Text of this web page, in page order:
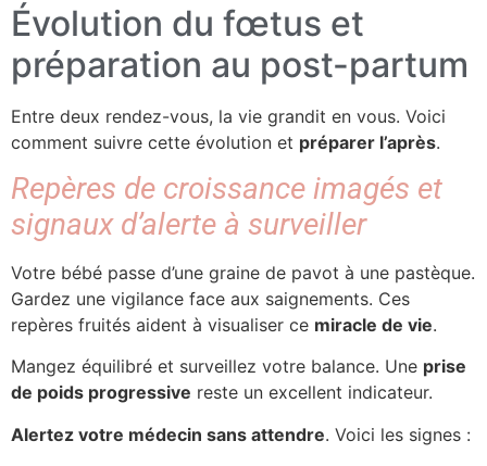
Évolution du fœtus et
préparation au post-partum
Entre deux rendez-vous, la vie grandit en vous. Voici
comment suivre cette évolution et préparer l’après.
Repères de croissance imagés et
signaux d’alerte à surveiller
Votre bébé passe d’une graine de pavot à une pastèque.
Gardez une vigilance face aux saignements. Ces
repères fruités aident à visualiser ce miracle de vie.
Mangez équilibré et surveillez votre balance. Une prise
de poids progressive reste un excellent indicateur.
Alertez votre médecin sans attendre. Voici les signes :